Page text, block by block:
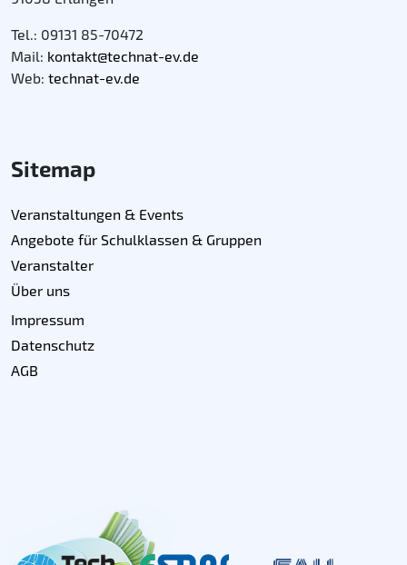
Tel.: 09131 85-70472
Mail: kontakt@technat-ev.de
Web: technat-ev.de
Sitemap
Veranstaltungen & Events
Angebote für Schulklassen & Gruppen
Veranstalter
Über uns
Impressum
Datenschutz
AGB